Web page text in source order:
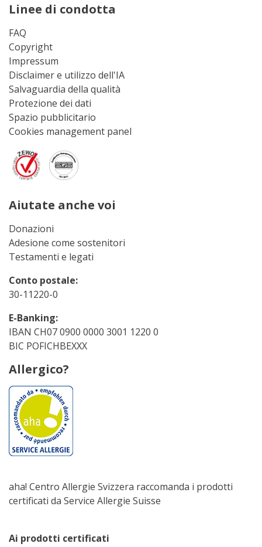
Linee di condotta
FAQ
Copyright
Impressum
Disclaimer e utilizzo dell'IA
Salvaguardia della qualità
Protezione dei dati
Spazio pubblicitario
Cookies management panel
Aiutate anche voi
Donazioni
Adesione come sostenitori
Testamenti e legati
Conto postale:
30-11220-0
E-Banking:
IBAN CH07 0900 0000 3001 1220 0
BIC POFICHBEXXX
Allergico?
aha! Centro Allergie Svizzera raccomanda i prodotti
certificati da Service Allergie Suisse
Ai prodotti certificati